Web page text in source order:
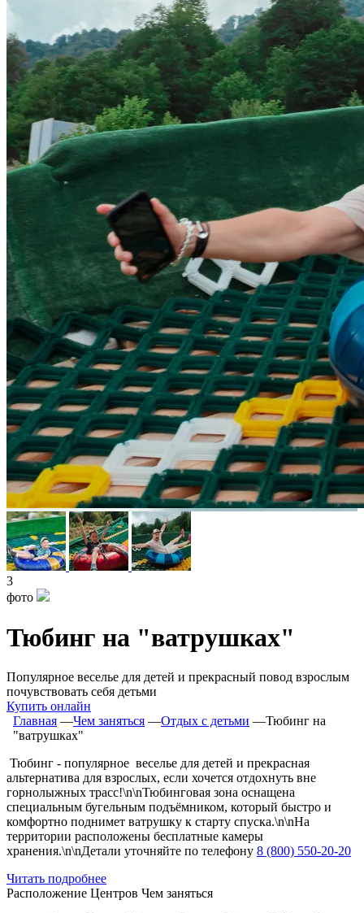
3
фото
Тюбинг на "ватрушках"
Популярное веселье для детей и прекрасный повод взрослым
почувствовать себя детьми
Купить онлайн
Главная ―Чем заняться ―Отдых с детьми ―Тюбинг на
"ватрушках"
Тюбинг - популярное веселье для детей и прекрасная
альтернатива для взрослых, если хочется отдохнуть вне
горнолыжных трасс!\n\nТюбинговая зона оснащена
специальным бугельным подъёмником, который быстро и
комфортно поднимет ватрушку к старту спуска.\n\nНа
территории расположены бесплатные камеры
хранения.\n\nДетали уточняйте по телефону 8 (800) 550-20-20
Читать подробнее
Расположение Центров Чем заняться